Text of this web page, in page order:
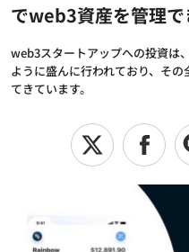
でweb3資産を管理
web3スタートアップへの投資は
ように盛んに行われており、そ
てきています。